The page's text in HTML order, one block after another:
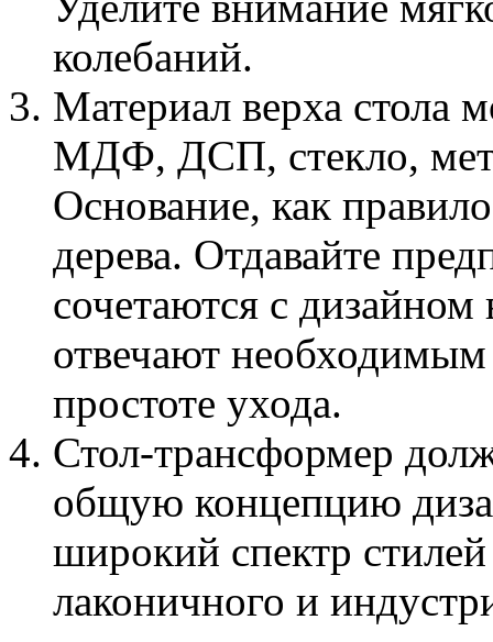
колебаний.
Материал верха стола
МДФ, ДСП, стекло,
Основание, как
дерева. Отдавайте
сочетаются с
отвечают
простоте ухода.
Стол-трансформер
общую концепцию
широкий спектр
лаконичного и